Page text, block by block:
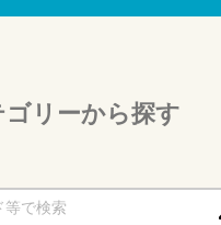
リーから探す